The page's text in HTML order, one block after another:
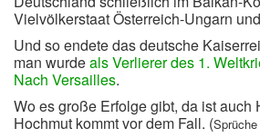
Vielvölkerstaat Österreich-Ungarn
Und so endete das deutsche
man wurdeals Verlierer des 1.
Nach Versailles.
Wo es große Erfolge gibt, da ist auch
Hochmut kommt vor dem Fall. (